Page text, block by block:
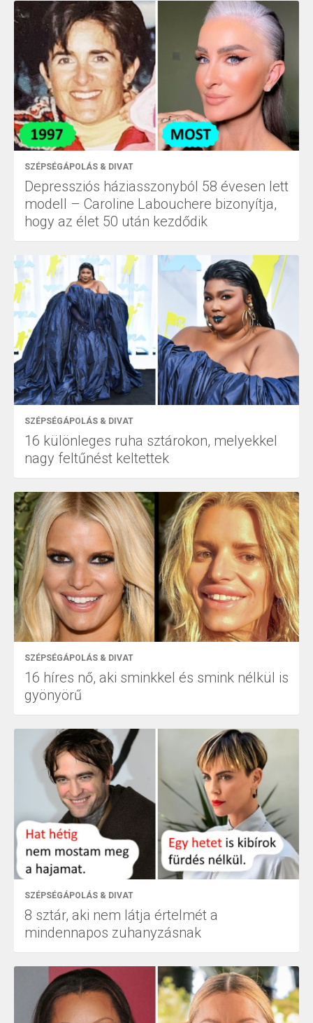
SZÉPSÉGÁPOLÁS & DIVAT
Depressziós háziasszonyból 58 évesen lett
modell – Caroline Labouchere bizonyítja,
hogy az élet 50 után kezdődik
SZÉPSÉGÁPOLÁS & DIVAT
16 különleges ruha sztárokon, melyekkel
nagy feltűnést keltettek
SZÉPSÉGÁPOLÁS & DIVAT
16 híres nő, aki sminkkel és smink nélkül is
gyönyörű
SZÉPSÉGÁPOLÁS & DIVAT
8 sztár, aki nem látja értelmét a
mindennapos zuhanyzásnak